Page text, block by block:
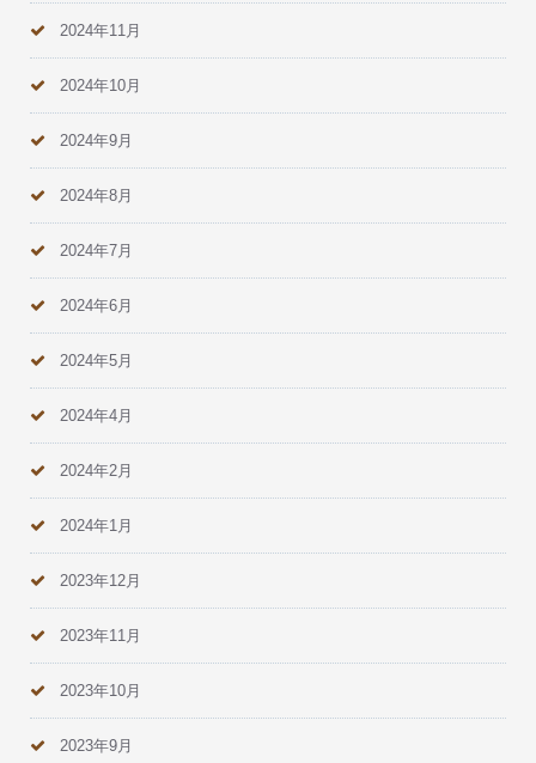
2024年11月
2024年10月
2024年9月
2024年8月
2024年7月
2024年6月
2024年5月
2024年4月
2024年2月
2024年1月
2023年12月
2023年11月
2023年10月
2023年9月